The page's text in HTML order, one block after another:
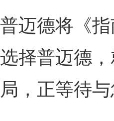
普迈德将《
选择普迈德
局，正等待